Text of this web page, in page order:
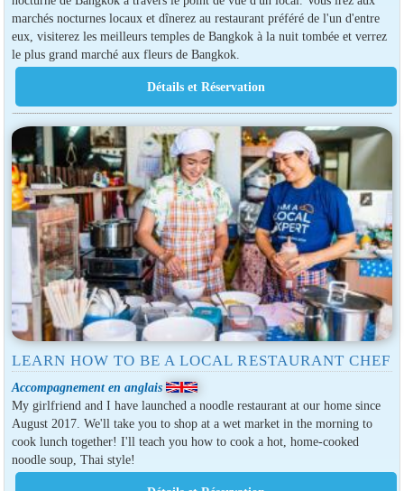
marchés nocturnes locaux et dînerez au restaurant préféré de l'un d'entre
eux, visiterez les meilleurs temples de Bangkok à la nuit tombée et verrez
le plus grand marché aux fleurs de Bangkok.
LEARN HOW TO BE A LOCAL RESTAURANT CHEF
Accompagnement en anglais
My girlfriend and I have launched a noodle restaurant at our home since
August 2017. We'll take you to shop at a wet market in the morning to
cook lunch together! I'll teach you how to cook a hot, home-cooked
noodle soup, Thai style!